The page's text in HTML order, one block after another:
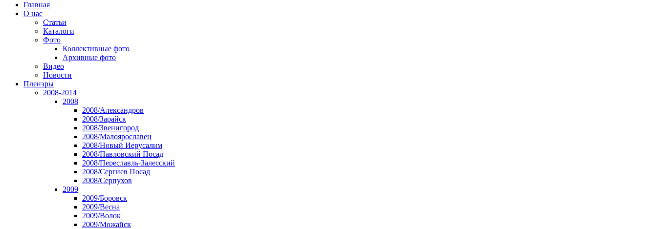
Главная
О нас
Статьи
Каталоги
Фото
Коллективные фото
Архивные фото
Видео
Новости
Пленэры
2008-2014
2008
2008/Александров
2008/Зарайск
2008/Звенигород
2008/Малоярославец
2008/Новый Иерусалим
2008/Павловский Посад
2008/Переславль-Залесский
2008/Сергиев Посад
2008/Серпухов
2009
2009/Боровск
2009/Весна
2009/Волок
2009/Можайск